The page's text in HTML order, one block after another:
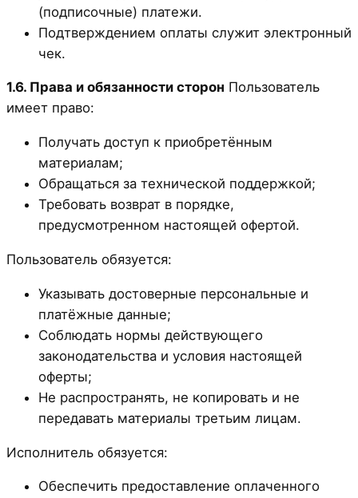
(подписочные) платежи.
Подтверждением оплаты служит электронный
чек.
1.6. Права и обязанности сторон Пользователь
имеет право:
Получать доступ к приобретённым
материалам;
Обращаться за технической поддержкой;
Требовать возврат в порядке,
предусмотренном настоящей офертой.
Пользователь обязуется:
Указывать достоверные персональные и
платёжные данные;
Соблюдать нормы действующего
законодательства и условия настоящей
оферты;
Не распространять, не копировать и не
передавать материалы третьим лицам.
Исполнитель обязуется:
Обеспечить предоставление оплаченного